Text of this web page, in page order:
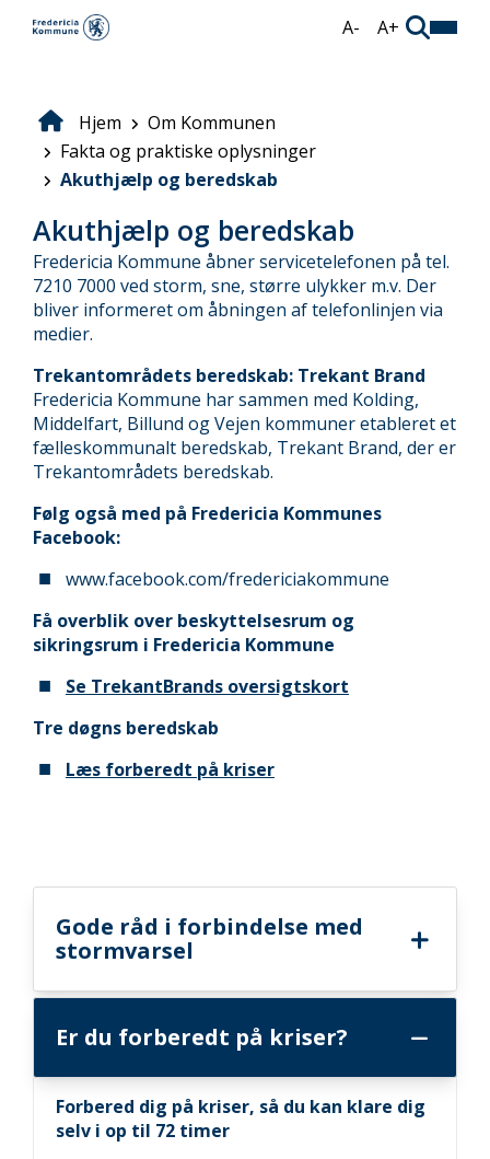
A- A+
Brødkrumme
Hjem
Om Kommunen
Fakta og praktiske oplysninger
Akuthjælp og beredskab
Akuthjælp og beredskab
Fredericia Kommune åbner servicetelefonen på tel.
7210 7000 ved storm, sne, større ulykker m.v. Der
bliver informeret om åbningen af telefonlinjen via
medier.
Trekantområdets beredskab: Trekant Brand
Fredericia Kommune har sammen med Kolding,
Middelfart, Billund og Vejen kommuner etableret et
fælleskommunalt beredskab, Trekant Brand, der er
Trekantområdets beredskab.
Følg også med på Fredericia Kommunes
Facebook:
www.facebook.com/fredericiakommune
Få overblik over beskyttelsesrum og
sikringsrum i Fredericia Kommune
Se TrekantBrands oversigtskort
Tre døgns beredskab
Læs forberedt på kriser
Gode råd i forbindelse med
stormvarsel
Er du forberedt på kriser?
Forbered dig på kriser, så du kan klare dig
selv i op til 72 timer